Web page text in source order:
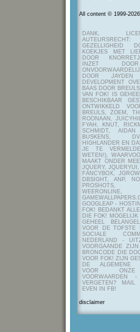
All content © 1999-
DANK,
GEZELLIGHEID
KOEKJES MET
DOOR
INZET
DOOR
DEVELOPMENT
BAAS DOOR
VAN FOK! IS
BESCHIKBAAR
ONTWIKKELD
BREULS, ZOEM,
ROONAAN,
FYAH, KNUT,
SCHMIDT,
BUSKENS,
HIGHLANDER EN
JE TE
WETEN!),
MAAKT ONDER
JQUERY,
FANCYBOX,
DBSIGHT, ANP,
PROSHOTS,
GOOGLEAP -
FOK! BEDANKT
DIE FOK!
GEHEEL
VOOR DE TOFSTE
SOCIALE
NEDERLAND -
VOORGAANDE
BRONCODE DIE
VOOR FOK! ZIJN
DE ALGEMENE
VOOR ONZE
VERGETEN?
EVEN IN FB!
disclaimer